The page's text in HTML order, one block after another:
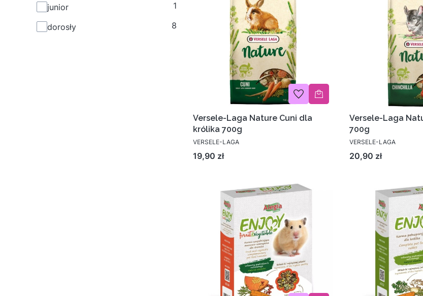
Etap życia
junior 1
dorosły 8
Versele-Laga Nature Cuni dla
królika 700g
VERSELE-LAGA
Cena
19,90 zł
Versele-Laga
700g
VERSELE-LAGA
Cena
20,90 zł